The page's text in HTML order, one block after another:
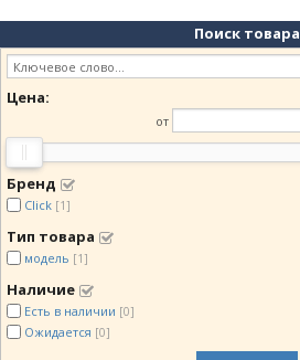
Поиск товара
Цена:
от
Бренд
Click [1]
Тип товара
модель [1]
Наличие
Есть в наличии [0]
Ожидается [0]